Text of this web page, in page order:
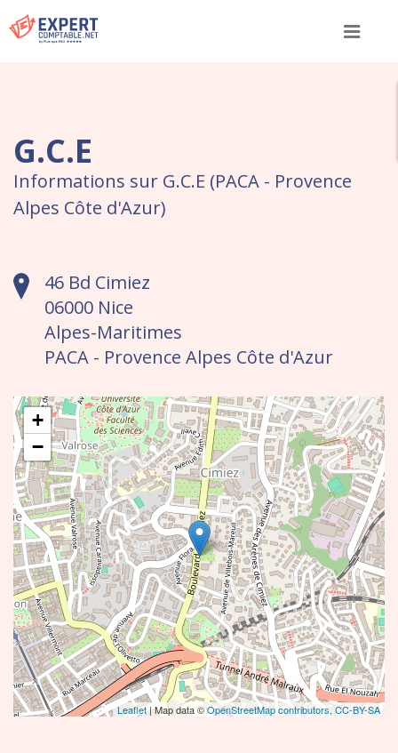
Menu
G.C.E
Informations sur G.C.E (PACA - Provence
Alpes Côte d'Azur)
46 Bd Cimiez
06000 Nice
Alpes-Maritimes
PACA - Provence Alpes Côte d'Azur
+
−
Leaflet| Map data ©OpenStreetMap contributors,CC-BY-SA